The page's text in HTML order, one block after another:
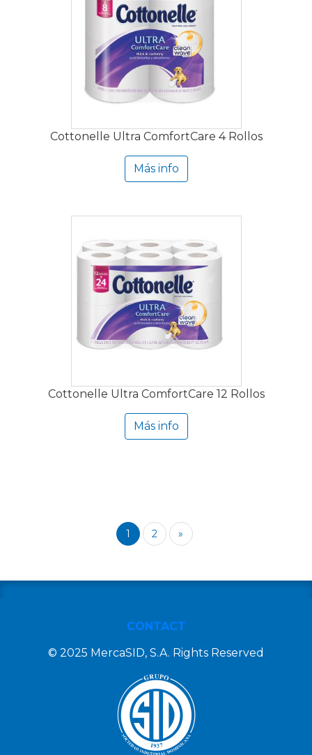
Cottonelle Ultra ComfortCare 4 Rollos
Más info
Cottonelle Ultra ComfortCare 12 Rollos
Más info
1 2 »
CONTACT
© 2025 MercaSID, S.A. Rights Reserved